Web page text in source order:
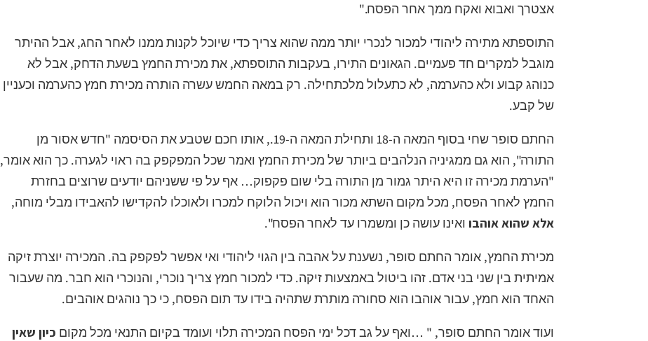
אצטרך ואבוא ואקח ממך אחר הפסח."
התוספתא מתירה ליהודי למכור לנכרי יותר ממה שהוא צריך כדי שיוכל לקנות ממנו לאחר החג, אבל ההיתר
מוגבל למקרים חד פעמיים. הגאונים התירו, בעקבות התוספתא, את מכירת החמץ בשעת הדחק, אבל לא
כנוהג קבוע ולא כהערמה, לא כתעלול מלכתחילה. רק במאה החמש עשרה הותרה מכירת חמץ כהערמה וכעניין
של קבע.
החתם סופר שחי בסוף המאה ה-18 ותחילת המאה ה-19., אותו חכם שטבע את הסיסמה "חדש אסור מן
התורה", הוא גם ממגיניה הנלהבים ביותר של מכירת החמץ ואמר שכל המפקפק בה ראוי לגערה. כך הוא אומר,
"הערמת מכירה זו היא היתר גמור מן התורה בלי שום פקפוק… אף על פי ששניהם יודעים שרוצים בחזרת
החמץ לאחר הפסח, מכל מקום השתא מכור הוא ויכול הלוקח למכרו ולאוכלו להקדישו להאבידו מבלי מוחה,
אלא שהוא אוהבו ואינו עושה כן ומשמרו עד לאחר הפסח".
מכירת החמץ, אומר החתם סופר, נשענת על אהבה בין הגוי ליהודי ואי אפשר לפקפק בה. המכירה יוצרת זיקה
אמיתית בין שני בני אדם. זהו ביטול באמצעות זיקה. כדי למכור חמץ צריך נוכרי, והנוכרי הוא חבר. מה שעבור
האחד הוא חמץ, עבור אוהבו הוא סחורה מותרת שתהיה בידו עד תום הפסח, כי כך נוהגים אוהבים.
ועוד אומר החתם סופר, " …ואף על גב דכל ימי הפסח המכירה תלוי ועומד בקיום התנאי מכל מקום כיון שאין